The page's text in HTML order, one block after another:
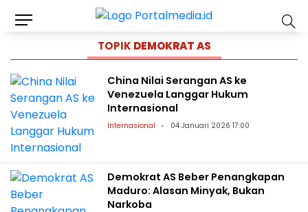
TOPIK DEMOKRAT AS
China Nilai Serangan AS ke
Venezuela Langgar Hukum
Internasional
Internasional 04 Januari 2026 17:00
Demokrat AS Beber Penangkapan
Maduro: Alasan Minyak, Bukan
Narkoba